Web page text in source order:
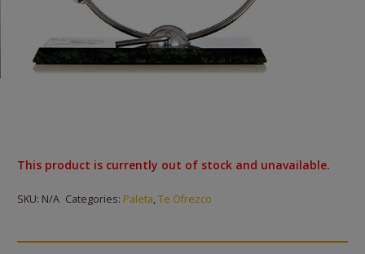
This product is currently out of stock and unavailable.
SKU: N/A Categories: Paleta,Te Ofrezco